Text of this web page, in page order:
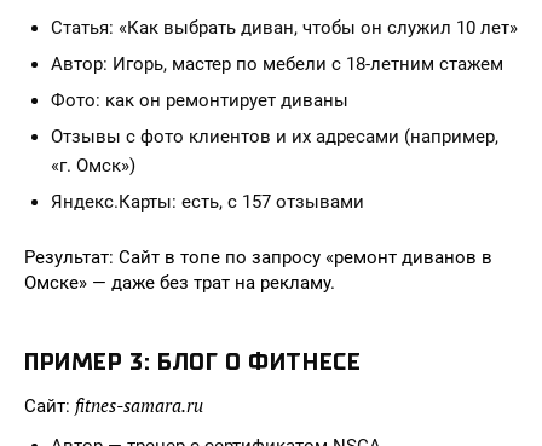
Статья: «Как выбрать диван, чтобы он служил 10 лет»
Автор: Игорь, мастер по мебели с 18-летним стажем
Фото: как он ремонтирует диваны
Отзывы с фото клиентов и их адресами (например,
«г. Омск»)
Яндекс.Карты: есть, с 157 отзывами
Результат: Сайт в топе по запросу «ремонт диванов в
Омске» — даже без трат на рекламу.
ПРИМЕР 3: БЛОГ О ФИТНЕСЕ
Сайт: fitnes-samara.ru